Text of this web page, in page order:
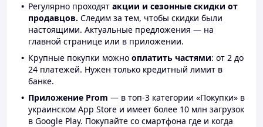
Регулярно проходят акции и сезонные скидки от
продавцов. Следим за тем, чтобы скидки были
настоящими. Актуальные предложения — на
главной странице или в приложении.
Крупные покупки можно оплатить частями: от 2 до
24 платежей. Нужен только кредитный лимит в
банке.
Приложение Prom — в топ-3 категории «Покупки» в
украинском App Store и имеет более 10 млн загрузок
в Google Play. Покупайте со смартфона где и когда